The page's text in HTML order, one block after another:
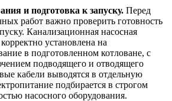
и подготовка к запуску. Перед
работ важно проверить готовность
Канализационная насосная
установлена на
в подготовленном котловане, с
подводящего и отводящего
кабели выводятся в отдельную
подбирается в строгом
насосного оборудования.